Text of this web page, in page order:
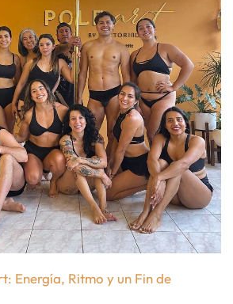
Energía, Ritmo y un Fin de